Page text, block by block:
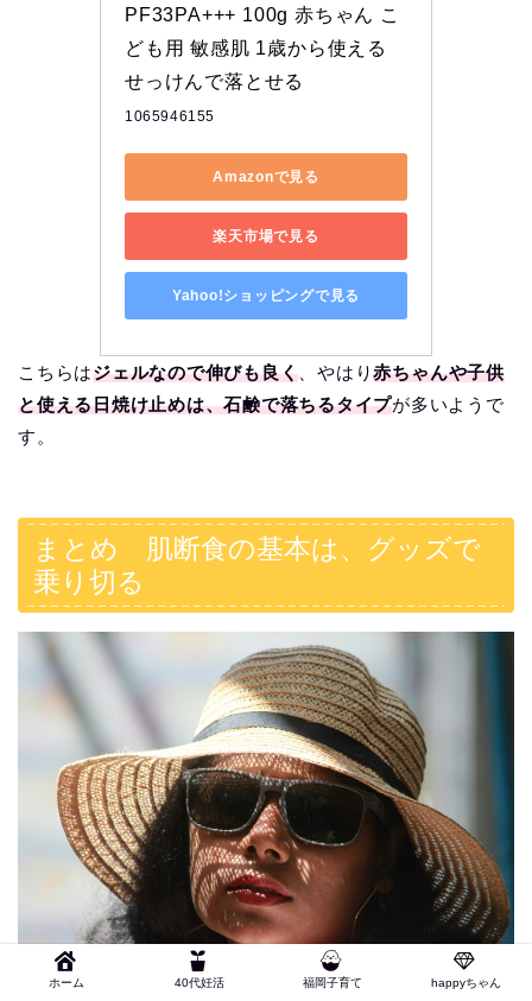
PF33PA+++ 100g 赤ちゃん こ
ども用 敏感肌 1歳から使える
せっけんで落とせる
1065946155
Amazonで見る
楽天市場で見る
Yahoo!ショッピングで見る
こちらはジェルなので伸びも良く 、やはり赤ちゃんや子供
と使える日焼け止めは、石鹸で落ちるタイプが多いようで
す。
まとめ 肌断食の基本は、グッズで
乗り切る
ホーム 40代妊活 福岡子育て happyちゃん